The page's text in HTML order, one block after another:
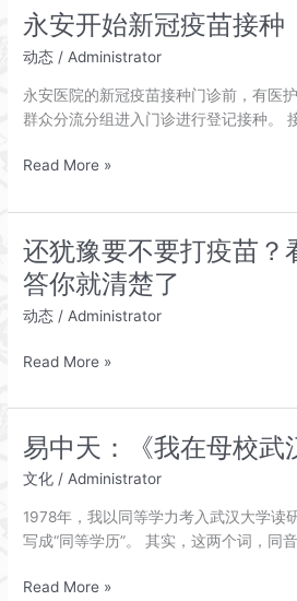
田
中
一
乡
公
交
运
来
永安开始新冠疫苗接种
动态 / Administrator
永安医院的新冠疫苗接种门诊前，有医
群众分流分组进入门诊进行登记接种。
永
开
始
新
冠
疫
接
Read More »
还犹豫要不要打疫苗？
答你就清楚了
动态 / Administrator
还
豫
要
不
要
疫
苗？
Read More »
易中天：《我在母校武
文化 /Administrator
1978年，我以同等学力考入武汉大学读
写成“同等学历”。 其实，这两个词，同音
易
Read More »